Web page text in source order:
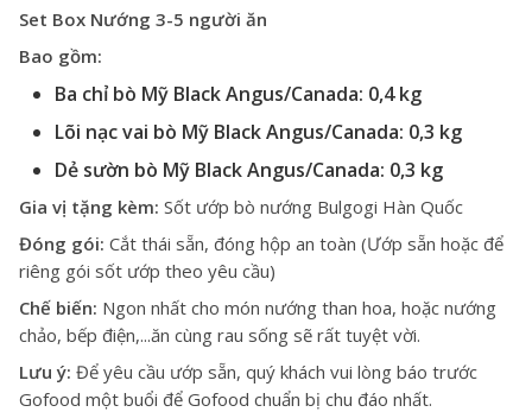
Set Box Nướng 3-5 người ăn
Bao gồm:
Ba chỉ bò Mỹ Black Angus/Canada: 0,4 kg
Lõi nạc vai bò Mỹ Black Angus/Canada: 0,3 kg
Dẻ sườn bò Mỹ Black Angus/Canada: 0,3 kg
Gia vị tặng kèm: Sốt ướp bò nướng Bulgogi Hàn Quốc
Đóng gói: Cắt thái sẵn, đóng hộp an toàn (Ướp sẵn hoặc để
riêng gói sốt ướp theo yêu cầu)
Chế biến: Ngon nhất cho món nướng than hoa, hoặc nướng
chảo, bếp điện,...ăn cùng rau sống sẽ rất tuyệt vời.
Lưu ý: Để yêu cầu ướp sẵn, quý khách vui lòng báo trước
Gofood một buổi để Gofood chuẩn bị chu đáo nhất.